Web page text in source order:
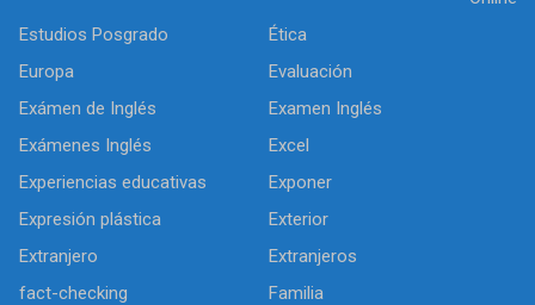
Estudios Posgrado
Ética
Europa
Evaluación
Exámen de Inglés
Examen Inglés
Exámenes Inglés
Excel
Experiencias educativas
Exponer
Expresión plástica
Exterior
Extranjero
Extranjeros
fact-checking
Familia